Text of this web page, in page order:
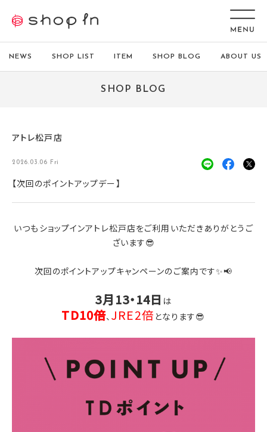
NEWS SHOP LIST ITEM SHOP BLOG ABOUT US
SHOP BLOG
アトレ松戸店
2026.03.06 Fri
【次回のポイントアップデー】
いつもショップインアトレ松戸店をご利用いただきありがとうご
ざいます😎
次回のポイントアップキャンペーンのご案内です✨📢
3月13・14日 は
TD10倍、 JRE2倍 となります😎